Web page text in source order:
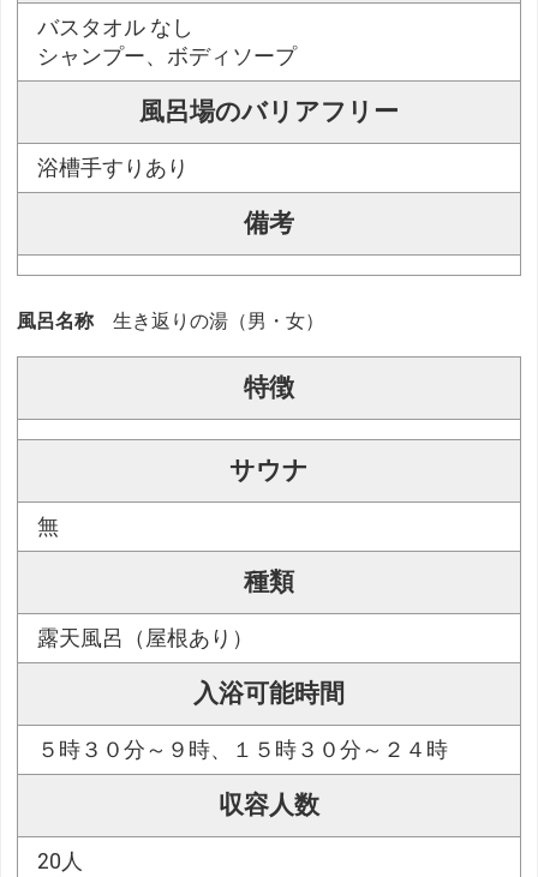
バスタオル なし
シャンプー、ボディソープ
風呂場のバリアフリー
浴槽手すりあり
備考
風呂名称 生き返りの湯（男・女）
特徴
サウナ
無
種類
露天風呂（屋根あり）
入浴可能時間
５時３０分～９時、１５時３０分～２４時
収容人数
20人